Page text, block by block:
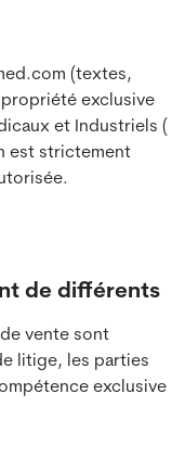
(textes,
exclusive
et Industriels (
est strictement
de différents
vente sont
litige, les parties
exclusive